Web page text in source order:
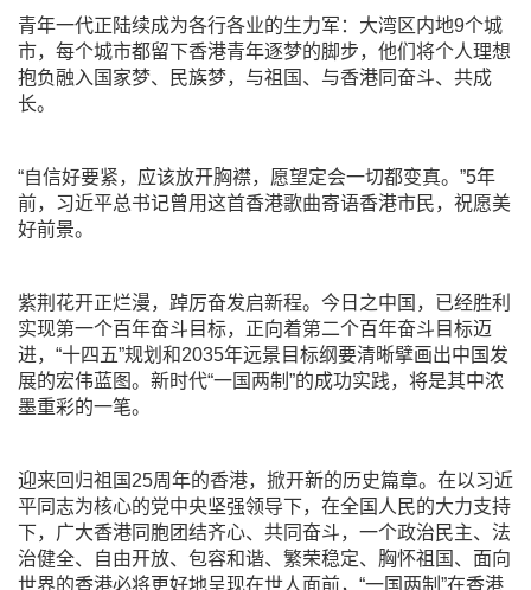
青年一代正陆续成为各行各业的生力军：大湾区内地9个城
市，每个城市都留下香港青年逐梦的脚步，他们将个人理想
抱负融入国家梦、民族梦，与祖国、与香港同奋斗、共成
长。
“自信好要紧，应该放开胸襟，愿望定会一切都变真。”5年
前，习近平总书记曾用这首香港歌曲寄语香港市民，祝愿美
好前景。
紫荆花开正烂漫，踔厉奋发启新程。今日之中国，已经胜利
实现第一个百年奋斗目标，正向着第二个百年奋斗目标迈
进，“十四五”规划和2035年远景目标纲要清晰擘画出中国发
展的宏伟蓝图。新时代“一国两制”的成功实践，将是其中浓
墨重彩的一笔。
迎来回归祖国25周年的香港，掀开新的历史篇章。在以习近
平同志为核心的党中央坚强领导下，在全国人民的大力支持
下，广大香港同胞团结齐心、共同奋斗，一个政治民主、法
治健全、自由开放、包容和谐、繁荣稳定、胸怀祖国、面向
世界的香港必将更好地呈现在世人面前，“一国两制”在香港